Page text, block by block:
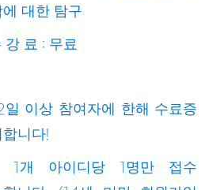
에 대한 탐구
강 료 : 무료
일 이상 참여자에 한해 수료증
합니다!
1개 아이디당
명만 접수